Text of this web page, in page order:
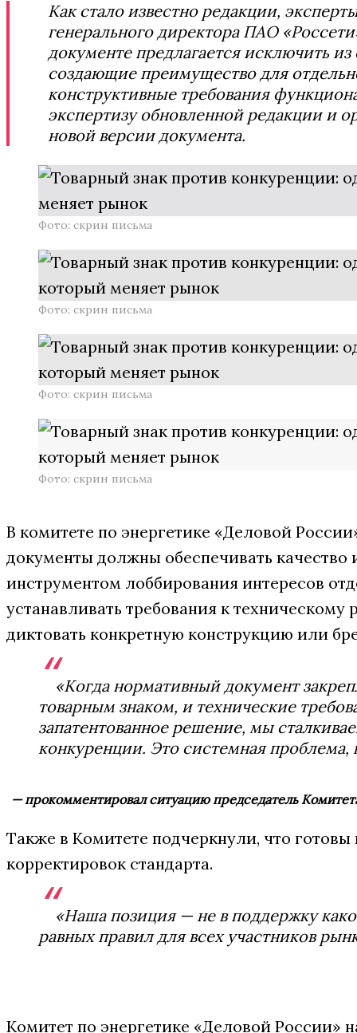
Как стало известно редакции,
генерального директора ПАО
документе предлагается исключить
создающие преимущество для
конструктивные требования
экспертизу обновленной редакции и
новой версии документа.
Фото: скрин письма
Фото: скрин письма
Фото: скрин письма
Фото: скрин письма
В комитете по энергетике «Деловой
документы должны обеспечивать качество
инструментом лоббирования интересов
устанавливать требования к техническому
диктовать конкретную конструкцию или
«Когда нормативный документ
товарным знаком, и технические
запатентованное решение, мы
конкуренции. Это системная проблема,
— прокомментировал ситуацию председатель
Также в Комитете подчеркнули, что
корректировок стандарта.
«Наша позиция — не в поддержку
равных правил для всех участников
Комитет по энергетике «Деловой России»